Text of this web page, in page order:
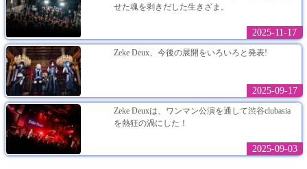
せた魂を剥きだした生きざま。
2025-11-17
Zeke Deux、今後の展開をいろいろと発表!
2025-09-17
Zeke Deuxは、ワンマン公演を通して渋谷clubasia
を熱狂の渦にした！
2025-09-03